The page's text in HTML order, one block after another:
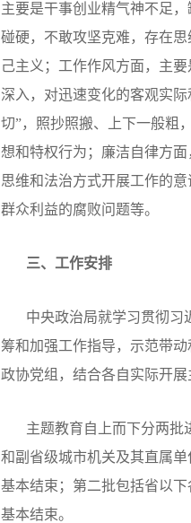
主要是干事创业精气神不足
碰硬，不敢攻坚克难，存在
己主义；工作作风方面，主
深入，对迅速变化的客观实
切”，照抄照搬、上下一般粗
想和特权行为；廉洁自律方
思维和法治方式开展工作的
群众利益的腐败问题等。
三、工作安排
中央政治局就学习贯彻习
筹和加强工作指导，示范带
政协党组，结合各自实际开展
主题教育自上而下分两批
和副省级城市机关及其直属
基本结束；第二批包括省以
基本结束。